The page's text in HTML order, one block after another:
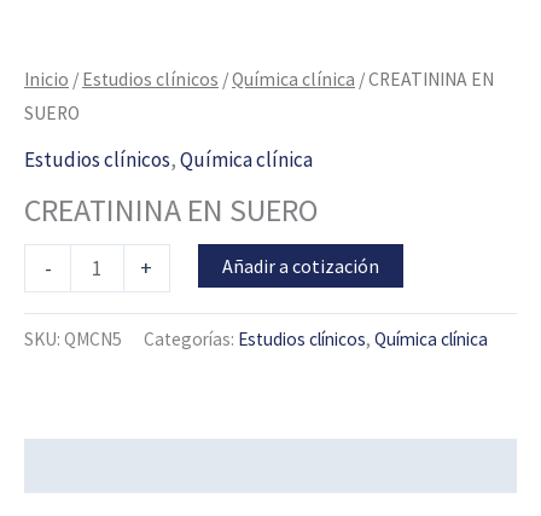
Inicio / Estudios clínicos /Química clínica / CREATININA EN
SUERO
Estudios clínicos,Química clínica
CREATININA EN SUERO
- + Añadir a cotización
SKU: QMCN5 Categorías: Estudios clínicos, Química clínica